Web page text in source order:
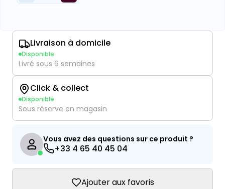
Livraison à domicile
Disponible
Livré sous 6 semaines
Click & collect
Disponible
Sous réserve en magasin
Vous avez des questions sur ce produit ?
+33 4 65 40 45 04
Ajouter aux favoris